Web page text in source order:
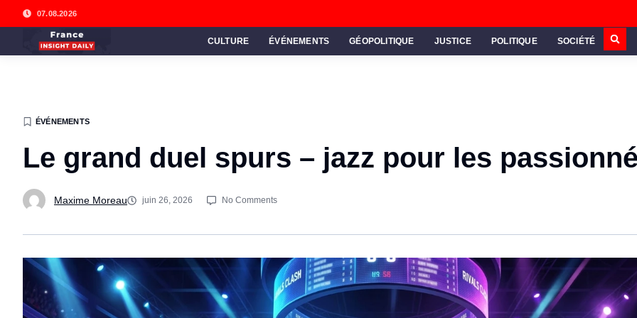
07.08.2026
CULTURE ÉVÉNEMENTS GÉOPOLITIQUE JUSTICE POLITIQUE SOCIÉTÉ
ÉVÉNEMENTS
Le grand duel spurs – jazz pour les
Maxime Moreau juin 26, 2026 No Comments